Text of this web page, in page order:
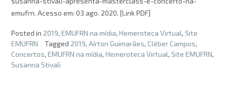
emufrn. Acesso em: 03 ago. 2020. [Link PDF]
Posted in 2019, EMUFRN na mídia, Hemeroteca Virtual, Site
EMUFRN
Tagged 2019, Aírton Guimarães, Cléber Campos,
Concertos, EMUFRN na mídia, Hemeroteca Virtual, Site EMUFRN,
Susanna Stivali